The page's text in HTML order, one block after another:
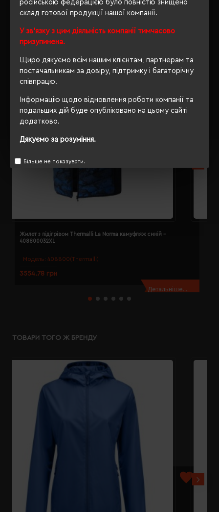
російською федерацією було повністю знищено
склад готової продукції нашої компанії.
У зв'язку з цим діяльність компанії тимчасово
призупинена.
Щиро дякуємо всім нашим клієнтам, партнерам та
постачальникам за довіру, підтримку і багаторічну
співпрацю.
Інформацію щодо відновлення роботи компанії та
подальших дій буде опубліковано на цьому сайті
додатково.
Дякуємо за розуміння.
Більше не показувати.
Модель: 408800(Thermalli)
Жилет з підігрівом Thermalli La Norma камуфляж синій -
408800032XL
3554.78 грн
Детальніше...
ТОВАРИ ТОГО Ж БРЕНДУ